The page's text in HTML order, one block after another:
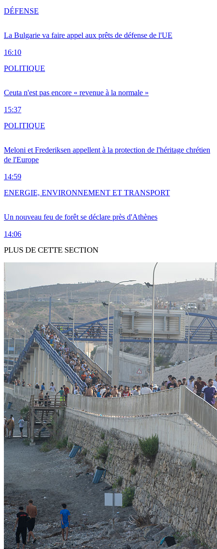
La Bulgarie va faire appel aux prêts de défense de l'UE
16:10
DÉFENSE
Ceuta n'est pas encore « revenue à la normale »
15:37
POLITIQUE
Meloni et Frederiksen appellent à la protection de l'héritage chrétien
de l'Europe
14:59
POLITIQUE
Un nouveau feu de forêt se déclare près d'Athènes
14:06
ENERGIE, ENVIRONNEMENT ET TRANSPORT
PLUS DE CETTE SECTION